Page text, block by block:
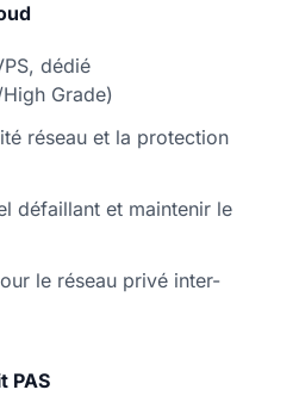
dédié
Grade)
réseau et la protection
défaillant et maintenir le
le réseau privé inter-
PAS